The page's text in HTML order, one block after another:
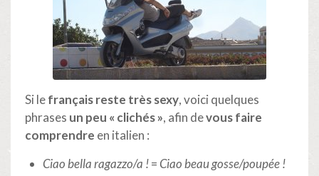
Si lefrançais reste très sexy, voici quelques
phrases un peu « clichés », afin devous faire
comprendre en italien :
Ciao bella ragazzo/a != Ciao beau gosse/poupée !